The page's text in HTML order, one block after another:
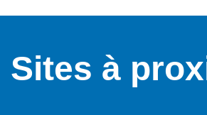
Sites à